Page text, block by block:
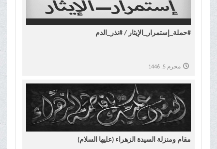
#حملة_إستمرار_الإيثار / #نذر_الدم
محرم 5, 1446
مقام ومنزلة السیدة الزهراء (علیها السلام)